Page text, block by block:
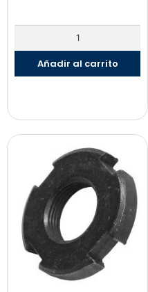
Añadir al carrito